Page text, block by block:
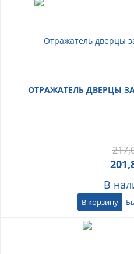
ОТРАЖАТЕЛЬ ДВЕРЦЫ
В
В корзину